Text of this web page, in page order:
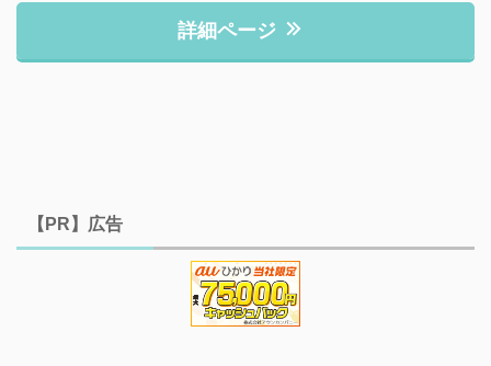
詳細ページ
【PR】広告